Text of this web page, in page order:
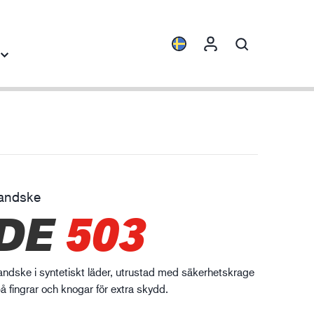
SPARX™
WELD & HEAT™
och
503
i syntetiskt läder, utrustad med säkerhetskrage
fingrar och knogar för extra skydd.